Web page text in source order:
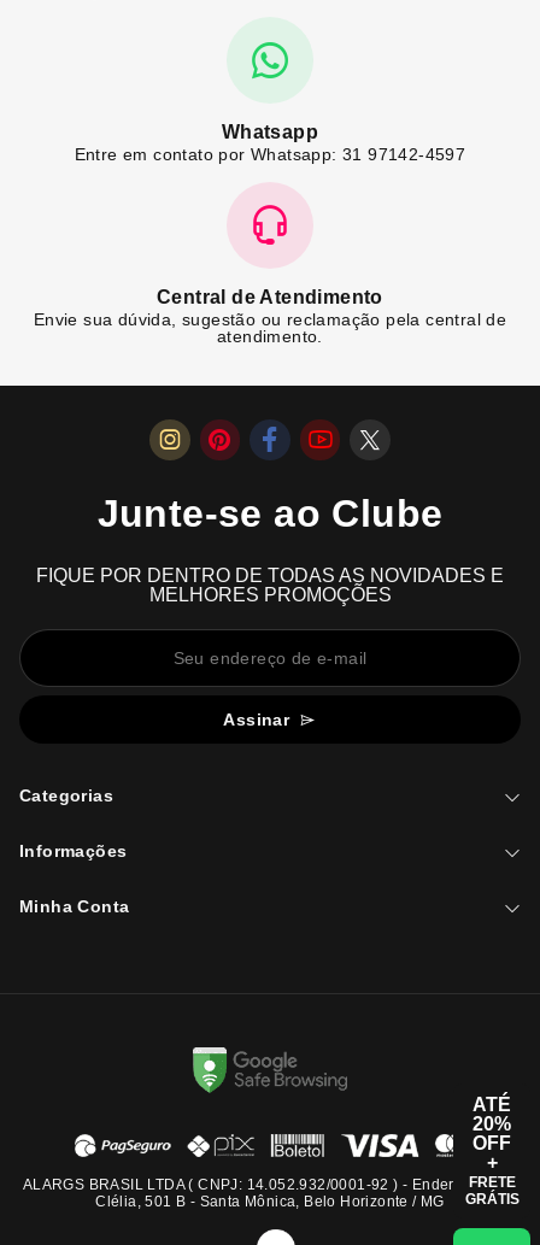
Whatsapp
Entre em contato por Whatsapp: 31 97142-4597
Central de Atendimento
Envie sua dúvida, sugestão ou reclamação pela central de
atendimento.
Junte-se ao Clube
FIQUE POR DENTRO DE TODAS AS NOVIDADES E
MELHORES PROMOÇÕES
Assinar
Categorias
Informações
Minha Conta
ALARGS BRASIL LTDA ( CNPJ: 14.052.932/0001-92 ) - Endereço: Rua
Clélia, 501 B - Santa Mônica, Belo Horizonte / MG
ATÉ
20%
OFF
+
FRETE
GRÁTIS